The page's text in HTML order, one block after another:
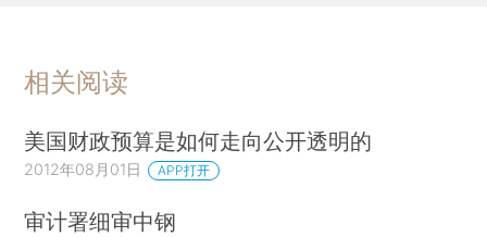
相关阅读
美国财政预算是如何走向公开透明的
2012年08月01日 APP打开
审计署细审中钢